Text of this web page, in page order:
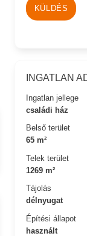
KÜLDÉS
INGATLAN
Ingatlan jellege
családi ház
Belső terület
65 m²
Telek terület
1269 m²
Tájolás
délnyugat
Építési állapot
használt